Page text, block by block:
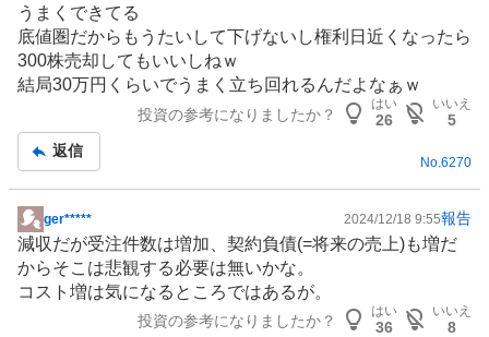
うまくできてる
底値圏だからもうたいして下げないし権利日近くなったら
300株売却してもいいしねｗ
結局30万円くらいでうまく立ち回れるんだよなぁｗ
投資の参考になりましたか？
はい
26
いいえ
5
返信
No.6270
掲
示
板
記
ger***** 2024/12/18 9:55報告
減収だが受注件数は増加、契約負債(=将来の売上)も増だ
からそこは悲観する必要は無いかな。
コスト増は気になるところではあるが。
投資の参考になりましたか？
はい
36
いいえ
8